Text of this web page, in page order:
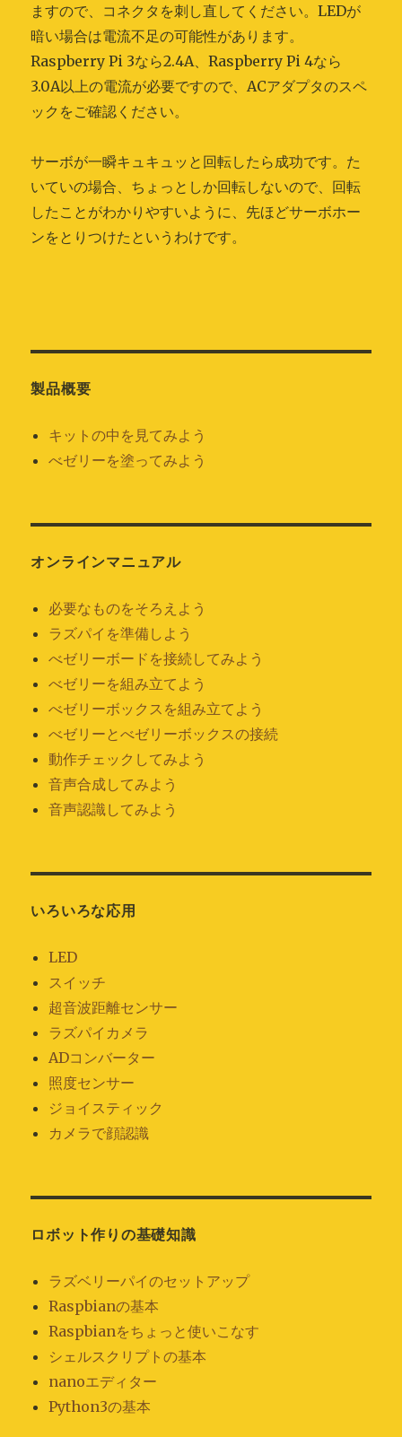
ますので、コネクタを刺し直してください。LEDが
暗い場合は電流不足の可能性があります。
Raspberry Pi 3なら2.4A、Raspberry Pi 4なら
3.0A以上の電流が必要ですので、ACアダプタのスペ
ックをご確認ください。
サーボが一瞬キュキュッと回転したら成功です。た
いていの場合、ちょっとしか回転しないので、回転
したことがわかりやすいように、先ほどサーボホー
ンをとりつけたというわけです。
製品概要
キットの中を見てみよう
べゼリーを塗ってみよう
オンラインマニュアル
必要なものをそろえよう
ラズパイを準備しよう
べゼリーボードを接続してみよう
べゼリーを組み立てよう
べゼリーボックスを組み立てよう
べゼリーとべゼリーボックスの接続
動作チェックしてみよう
音声合成してみよう
音声認識してみよう
いろいろな応用
LED
スイッチ
超音波距離センサー
ラズパイカメラ
ADコンバーター
照度センサー
ジョイスティック
カメラで顔認識
ロボット作りの基礎知識
ラズベリーパイのセットアップ
Raspbianの基本
Raspbianをちょっと使いこなす
シェルスクリプトの基本
nanoエディター
Python3の基本